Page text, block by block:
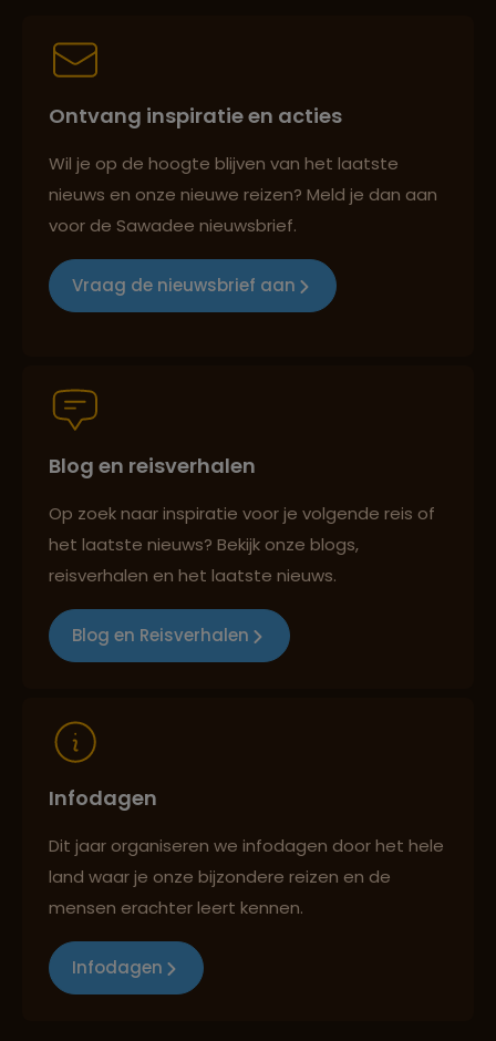
nationaal park
Lees meer over Mpumalanga
Lees meer over Robbeneiland
Lees meer over Sani Pass
Best beoordeelde reisroutes
Groepsreizen mét indivuele vrijheid
Best beoordeelde reisroutes
Reizen met oog voor mens, cultuur en milieu
Ontvang inspiratie en acties
Wil je op de hoogte blijven van het laatste
nieuws en onze nieuwe reizen? Meld je dan aan
voor de Sawadee nieuwsbrief.
Vraag de nieuwsbrief aan
Blog en reisverhalen
Op zoek naar inspiratie voor je volgende reis of
het laatste nieuws? Bekijk onze blogs,
reisverhalen en het laatste nieuws.
Blog en Reisverhalen
Infodagen
Dit jaar organiseren we infodagen door het hele
land waar je onze bijzondere reizen en de
mensen erachter leert kennen.
Infodagen